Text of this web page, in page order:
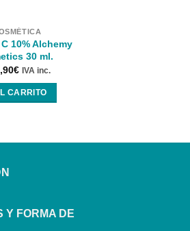
10% Alchemy
30 ml.
€ IVA inc.
CARRITO
Y FORMA DE